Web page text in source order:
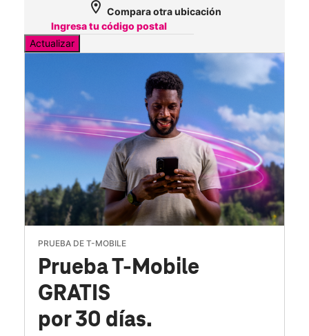
location_on Compara otra ubicación
Actualizar
PRUEBA DE T-MOBILE
Prueba T-Mobile
GRATIS
por 30 días.